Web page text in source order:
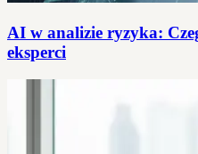
AI w analizie ryzyka:
eksperci